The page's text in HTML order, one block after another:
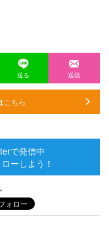
送る 送信
こちら
で発信中
ーしよう！